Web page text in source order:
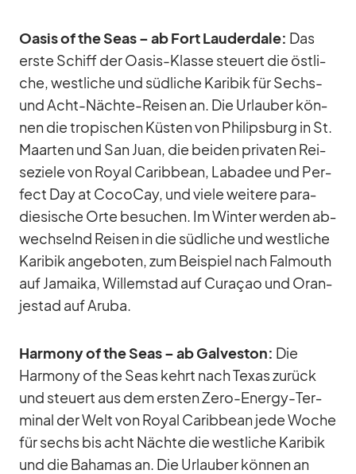
Oa­sis of the Seas – ab Fort Lau­derd­ale: Das
erste Schiff der Oa­sis-Klasse steu­ert die öst­li­
che, west­li­che und süd­li­che Ka­ri­bik für Sechs-
und Acht-Nächte-Rei­sen an. Die Ur­lau­ber kön­
nen die tro­pi­schen Küs­ten von Phil­ips­burg in St.
Maar­ten und San Juan, die bei­den pri­va­ten Rei­
se­ziele von Royal Ca­rib­bean, Laba­dee und Per­
fect Day at Co­co­Cay, und viele wei­tere pa­ra­
die­si­sche Orte be­su­chen. Im Win­ter wer­den ab­
wech­selnd Rei­sen in die süd­li­che und west­li­che
Ka­ri­bik an­ge­bo­ten, zum Bei­spiel nach Fal­mouth
auf Ja­maika, Wil­lem­stad auf Cu­ra­çao und Oran­
jes­tad auf Aruba.
Harm­ony of the Seas – ab Gal­ves­ton: Die
Harm­ony of the Seas kehrt nach Te­xas zu­rück
und steu­ert aus dem ers­ten Zero-En­ergy-Ter­
mi­nal der Welt von Royal Ca­rib­bean jede Wo­che
für sechs bis acht Nächte die west­li­che Ka­ri­bik
und die Ba­ha­mas an. Die Ur­lau­ber kön­nen an